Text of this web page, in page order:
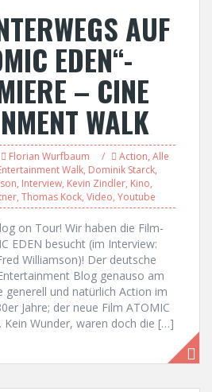
AUF
EDEN“-
– CINE
WALK
Florian Wurfbaum Action, Alle
Walk, Dominik Starck,
, Interview, Kevin Zindler, Kino,
, Thomas Kock, Video, Youtube
on Tour! Wir haben die Film-
EDEN besucht (im Interview:
Williamson)! Der deutsche
Blog genauso am
generell und natürlich Action im
Jahre; der neue Film ATOMIC
Kein Wunder, waren doch die […]